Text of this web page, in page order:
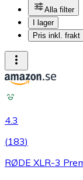
Alla filter
I lager
Pris inkl. frakt
4.3
(183)
RØDE XLR-3